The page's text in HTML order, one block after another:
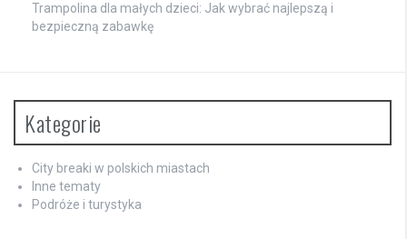
Trampolina dla małych dzieci: Jak wybrać najlepszą i
bezpieczną zabawkę
Kategorie
City breaki w polskich miastach
Inne tematy
Podróże i turystyka